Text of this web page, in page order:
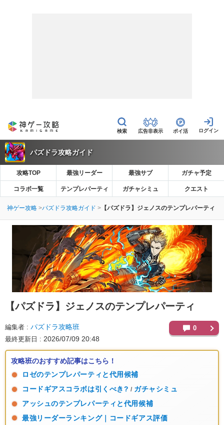
広告非表示 ポイ活
パズドラ攻略ガイド
攻略TOP 最強リーダー 最強サブ ガチャ予定
コラボ一覧 テンプレパーティ ガチャシミュ クエスト
神ゲー攻略 パズドラ攻略ガイド 【パズドラ】ジェノスのテンプレパーティ
【パズドラ】 ジェノスのテンプレパーティ
編集者 パズドラ攻略班
最終更新日 2026/07/09 20:48
0
攻略班のおすすめ記事はこちら！
ロゼのテンプレパーティと代用候補
コードギアスコラボは引くべき? / ガチャシミュ
アッシュのテンプレパーティと代用候補
最強リーダーランキング｜コードギアス評価